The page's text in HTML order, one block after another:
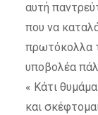
αυτή
που να
πρωτόκολλα
υποβολέα
« Κάτι
και